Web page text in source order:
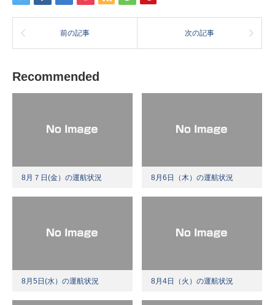
前の記事 次の記事
Recommended
8月７日(金）の運航状況 8月6日（木）の運航状況
8月5日(水）の運航状況 8月4日（火）の運航状況